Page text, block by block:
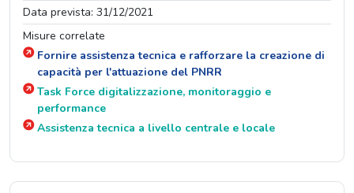
Data prevista: 31/12/2021
Misure correlate
Fornire assistenza tecnica e rafforzare la creazione di
capacità per l'attuazione del PNRR
Task Force digitalizzazione, monitoraggio e
performance
Assistenza tecnica a livello centrale e locale